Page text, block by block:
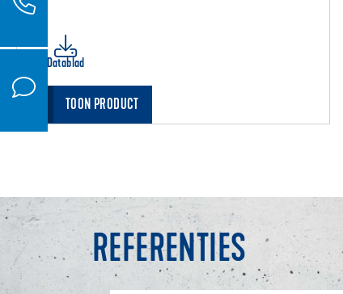
Datablad
TOON PRODUCT
REFERENTIES